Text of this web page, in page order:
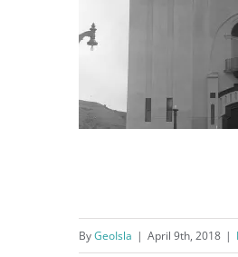
Iglesia de
ByGeoIsla | April 9th, 2018 |